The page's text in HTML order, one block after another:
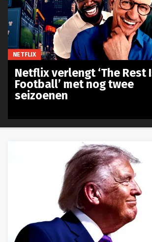
NETFLIX
Netflix verlengt ‘The Rest
Football’ met nog twee
seizoenen